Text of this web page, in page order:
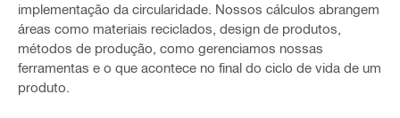
implementação da circularidade. Nossos cálculos abrangem
áreas como materiais reciclados, design de produtos,
métodos de produção, como gerenciamos nossas
ferramentas e o que acontece no final do ciclo de vida de um
produto.